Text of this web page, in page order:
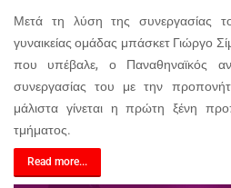
Μετά τη λύση της συνεργασίας
γυναικείας ομάδας μπάσκετ Γιώργο
που υπέβαλε, ο Παναθηναϊκός
συνεργασίας του με την
μάλιστα γίνεται η πρώτη ξένη
τμήματος.
Read more...